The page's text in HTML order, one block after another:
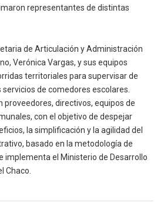
representantes de distintas
de Articulación y Administración
Verónica Vargas, y sus equipos
territoriales para supervisar de
de comedores escolares.
proveedores, directivos, equipos de
con el objetivo de despejar
la simplificación y la agilidad del
basado en la metodología de
implementa el Ministerio de Desarrollo
Chaco.